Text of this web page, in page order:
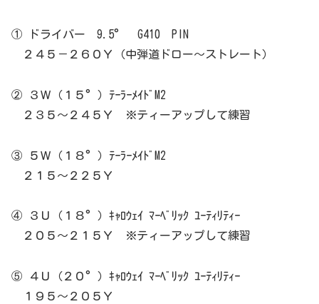
① ドライバー 9.5° G410 PIN
２４５－２６０Ｙ（中弾道ドロー～ストレート）
② ３Ｗ（１５°）ﾃｰﾗｰﾒｲﾄﾞM2
２３５～２４５Ｙ ※ティーアップして練習
③ ５Ｗ（１８°）ﾃｰﾗｰﾒｲﾄﾞM2
２１５～２２５Ｙ
④ ３Ｕ（１８°）ｷｬﾛｳｪｲ ﾏｰﾍﾞﾘｯｸ ﾕｰﾃｨﾘﾃｨｰ
２０５～２１５Ｙ ※ティーアップして練習
⑤ ４Ｕ（２０°）ｷｬﾛｳｪｲ ﾏｰﾍﾞﾘｯｸ ﾕｰﾃｨﾘﾃｨｰ
１９５～２０５Ｙ